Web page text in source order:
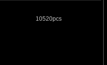
10520pcs